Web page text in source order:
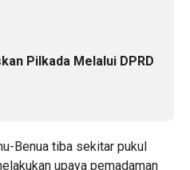
Pilkada Melalui DPRD
Benua tiba sekitar pukul
upaya pemadaman